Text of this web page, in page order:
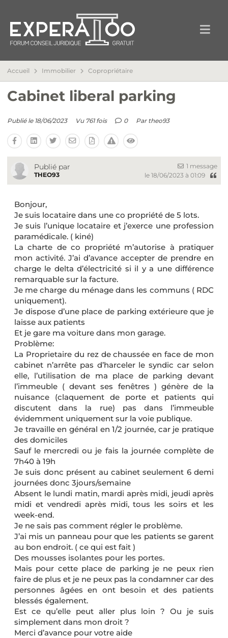
Accueil Immobilier Copropriétaire
Cabinet liberal parking
Publié le 18/06/2023 Vu 761 fois 0 Par theo93
Publié par
THEO93
1 message
le 18/06/2023 à 01:09
Bonjour,
Je suis locataire dans une co propriété de 5 lots.
Je suis l’unique locataire et j’exerce une profession
paramédicale. ( kiné)
La charte de co propriété m’autorise à pratiquer
mon activité. J’ai d’avance accepter de prendre en
charge le delta d’électricité si il y a une différence
remarquable sur la facture.
Je me charge du ménage dans les communs ( RDC
uniquement).
Je dispose d’une place de parking extérieure que je
laisse aux patients
Et je gare ma voiture dans mon garage.
Problème:
La Proprietaire du rez de chaussée en face de mon
cabinet n’arrête pas d’harceler le syndic car selon
elle, l’utilisation de ma place de parking devant
l’immeuble ( devant ses fenêtres ) génère de la
nuisance (claquement de porte et patients qui
discutent dans la rue) pas dans l’immeuble
évidemment uniquement sur la voie publique.
Je travaille en général en 1/2 journée, car je pratique
des domiciles
Sauf le mercredi ou je fais la journée complète de
7h40 à 19h
Je suis donc présent au cabinet seulement 6 demi
journées donc 3jours/semaine
Absent le lundi matin, mardi après midi, jeudi après
midi et vendredi après midi, tous les soirs et les
week-end.
Je ne sais pas comment régler le problème.
J’ai mis un panneau pour que les patients se garent
au bon endroit. ( ce qui est fait )
Des mousses isolantes pour les portes.
Mais pour cette place de parking je ne peux rien
faire de plus et je ne peux pas la condamner car des
personnes âgées en ont besoin et des patients
blessés également.
Est ce qu’elle peut aller plus loin ? Ou je suis
simplement dans mon droit ?
Merci d’avance pour votre aide